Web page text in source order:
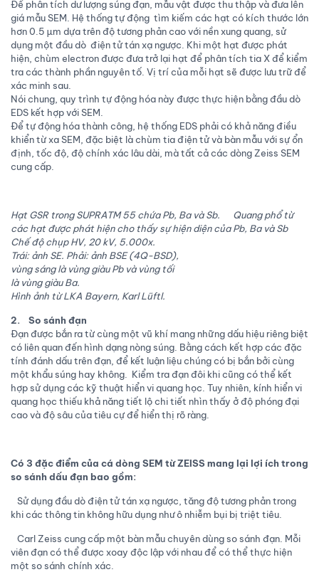
Để phân tích dư lượng súng đạn, mẫu vật được thu thập và đưa lên
giá mẫu SEM. Hệ thống tự động tìm kiếm các hạt có kích thước lớn
hơn 0.5 µm dựa trên độ tương phản cao với nền xung quang, sử
dụng một đầu dò điện tử tán xạ ngược. Khi một hạt được phát
hiện, chùm electron được đưa trở lại hạt để phân tích tia X để kiểm
tra các thành phần nguyên tố. Vị trí của mỗi hạt sẽ được lưu trữ để
xác minh sau.
Nói chung, quy trình tự động hóa này được thực hiện bằng đầu dò
EDS kết hợp với SEM.
Để tự động hóa thành công, hệ thống EDS phải có khả năng điều
khiển từ xa SEM, đặc biệt là chùm tia điện tử và bàn mẫu với sự ổn
định, tốc độ, độ chính xác lâu dài, mà tất cả các dòng Zeiss SEM
cung cấp.
Hạt GSR trong SUPRATM 55 chứa Pb, Ba và Sb. Quang phổ từ
các hạt được phát hiện cho thấy sự hiện diện của Pb, Ba và Sb
Chế độ chụp HV, 20 kV, 5.000x.
Trái: ảnh SE. Phải: ảnh BSE (4Q-BSD),
vùng sáng là vùng giàu Pb và vùng tối
là vùng giàu Ba.
Hình ảnh từ LKA Bayern, Karl Lüftl.
2. So sánh đạn
Đạn được bắn ra từ cùng một vũ khí mang những dấu hiệu riêng biệt
có liên quan đến hình dạng nòng súng. Bằng cách kết hợp các đặc
tính đánh dấu trên đạn, để kết luận liệu chúng có bị bắn bởi cùng
một khẩu súng hay không. Kiểm tra đạn đôi khi cũng có thể kết
hợp sử dụng các kỹ thuật hiển vi quang học. Tuy nhiên, kính hiển vi
quang học thiếu khả năng tiết lộ chi tiết nhìn thấy ở độ phóng đại
cao và độ sâu của tiêu cự để hiển thị rõ ràng.
Có 3 đặc điểm của cá dòng SEM từ ZEISS mang lại lợi ích trong
so sánh dấu đạn bao gồm:
Sử dụng đầu dò điện tử tán xạ ngược, tăng độ tương phản trong
khi các thông tin không hữu dụng như ô nhiễm bụi bị triệt tiêu.
Carl Zeiss cung cấp một bàn mẫu chuyên dùng so sánh đạn. Mỗi
viên đạn có thể được xoay độc lập với nhau để có thể thực hiện
một so sánh chính xác.